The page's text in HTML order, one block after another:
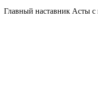
Главный наставник Асты с